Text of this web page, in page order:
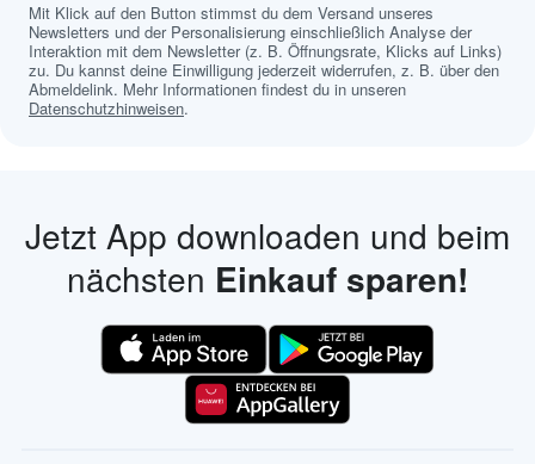
Mit Klick auf den Button stimmst du dem Versand unseres
Newsletters und der Personalisierung einschließlich Analyse der
Interaktion mit dem Newsletter (z. B. Öffnungsrate, Klicks auf Links)
zu. Du kannst deine Einwilligung jederzeit widerrufen, z. B. über den
Abmeldelink. Mehr Informationen findest du in unseren
Datenschutzhinweisen.
Jetzt App downloaden und beim
nächsten Einkauf sparen!